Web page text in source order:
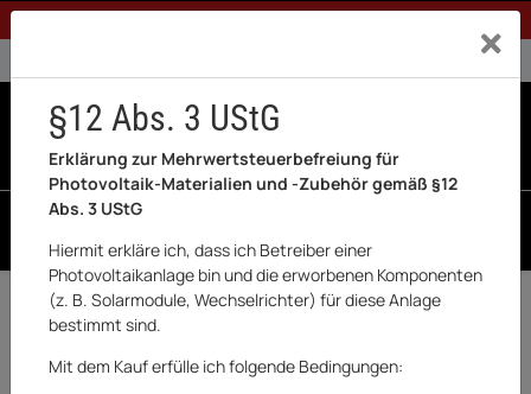
1% Rabatt bei Banküberweisung (Privatkunden)Exklusiv
Zurück Garten & Outdoor
§12 Abs. 3 UStG
Erklärung zur Mehrwertsteuerbefreiung für
Photovoltaik-Materialien und -Zubehör gemäß §12
Abs. 3 UStG
Hiermit erkläre ich, dass ich Betreiber einer
Photovoltaikanlage bin und die erworbenen Komponenten
(z. B. Solarmodule, Wechselrichter) für diese Anlage
bestimmt sind.
Mit dem Kauf erfülle ich folgende Bedingungen: